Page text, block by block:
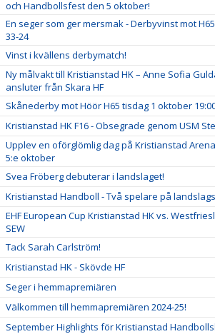
och Handbollsfest den 5 oktober!
En seger som ger mersmak - Derbyvinst mot
33-24
Vinst i kvällens derbymatch!
Ny målvakt till Kristianstad HK – Anne Sofia
ansluter från Skara HF
Skånederby mot Höör H65 tisdag 1 oktober
Kristianstad HK F16 - Obsegrade genom USM
Upplev en oförglömlig dag på Kristianstad
5:e oktober
Svea Fröberg debuterar i landslaget!
Kristianstad Handboll - Två spelare på
EHF European Cup Kristianstad HK vs.
SEW
Tack Sarah Carlström!
Kristianstad HK - Skövde HF
Seger i hemmapremiären
Välkommen till hemmapremiären 2024-25!
September Highlights för Kristianstad